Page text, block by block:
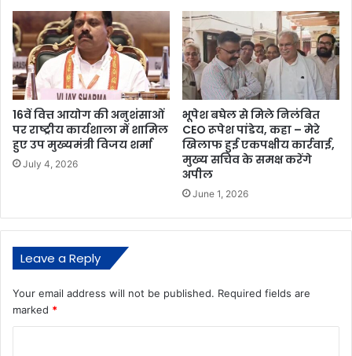
16वें वित्त आयोग की अनुशंसाओं
पर राष्ट्रीय कार्यशाला में शामिल
हुए उप मुख्यमंत्री विजय शर्मा
July 4, 2026
भूपेश बघेल से मिले निलंबित
CEO रूपेश पांडेय, कहा – मेरे
खिलाफ हुई एकपक्षीय कार्रवाई,
मुख्य सचिव के समक्ष करेंगे
अपील
June 1, 2026
Leave a Reply
Your email address will not be published. Required fields are
marked *